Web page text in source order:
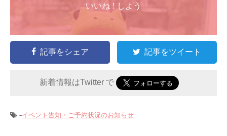
いいね ! しよう
記事をシェア 記事をツイート
新着情報はTwitter で
-イベント告知・ご予約状況のお知らせ